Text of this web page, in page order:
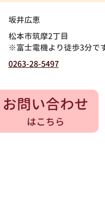
坂井広恵
松本市筑摩2丁目
※富士電機より徒歩3分で
0263-28-5497
お問い合わせ
はこちら